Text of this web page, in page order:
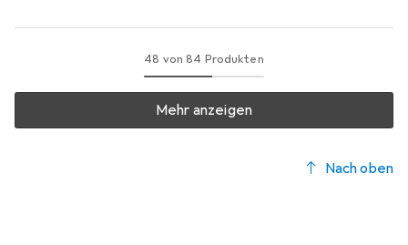
48 von 84 Produkten
Mehr anzeigen
Nach oben